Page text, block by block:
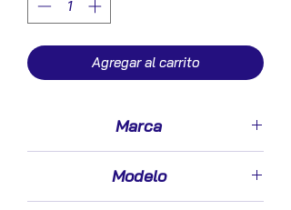
Agregar al carrito
Marca
Modelo